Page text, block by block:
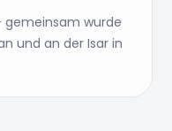
gemeinsam wurde
und an der Isar in